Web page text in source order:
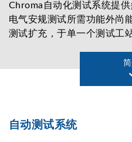
Chroma自动化测试系统提
电气安规测试所需功能外尚
测试扩充，于单一个测试工
善将测试资料做保存及管理
自动测试系统